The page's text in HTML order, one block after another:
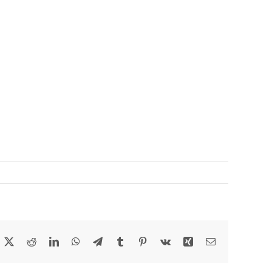
Reddit LinkedInWhatsAppTelegram
TumblrPinterest
Vk Xing